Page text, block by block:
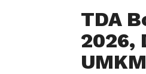
TDA
2026,